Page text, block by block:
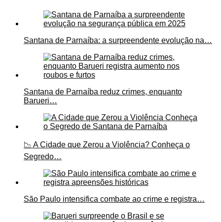
Santana de Parnaíba: a surpreendente evolução na…
Santana de Parnaíba reduz crimes, enquanto
Barueri…
📉 A Cidade que Zerou a Violência? Conheça o
Segredo…
São Paulo intensifica combate ao crime e registra…